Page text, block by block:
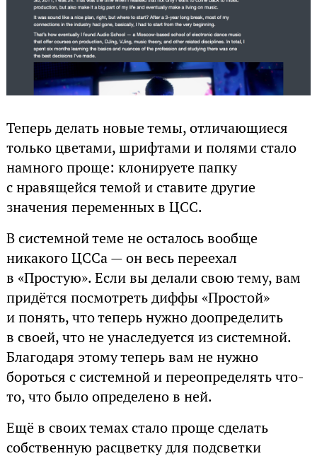
Теперь делать новые темы, отличающиеся
только цветами, шрифтами и полями стало
намного проще: клонируете папку
с нравящейся темой и ставите другие
значения переменных в ЦСС.
В системной теме не осталось вообще
никакого ЦССа — он весь переехал
в «Простую». Если вы делали свою тему, вам
придётся посмотреть диффы «Простой»
и понять, что теперь нужно доопределить
в своей, что не унаследуется из системной.
Благодаря этому теперь вам не нужно
бороться с системной и переопределять что-
то, что было определено в ней.
Ещё в своих темах стало проще сделать
собственную расцветку для подсветки